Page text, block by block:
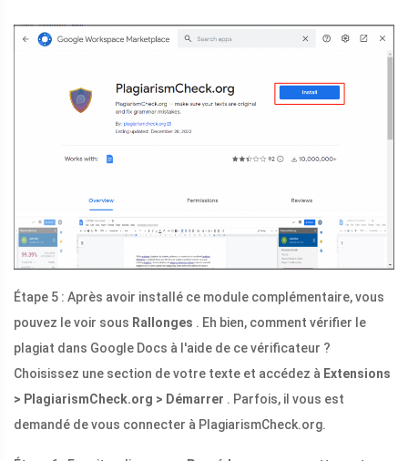
Étape 5 : Après avoir installé ce module complémentaire, vous
pouvez le voir sous Rallonges . Eh bien, comment vérifier le
plagiat dans Google Docs à l'aide de ce vérificateur ?
Choisissez une section de votre texte et accédez à Extensions
> PlagiarismCheck.org > Démarrer . Parfois, il vous est
demandé de vous connecter à PlagiarismCheck.org.